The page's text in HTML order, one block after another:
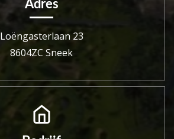
Adres
Loëngasterlaan 23
8604ZC Sneek